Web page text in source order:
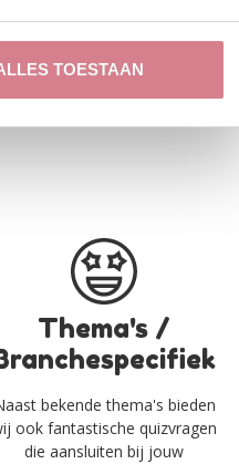
TOESTAAN
AAN
Thema's /
bekende thema's bieden
ook fantastische quizvragen
die aansluiten bij jouw